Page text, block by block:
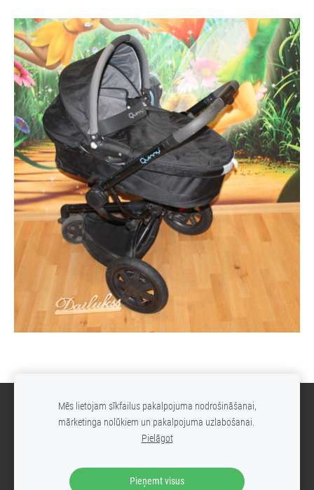
Sīkdatnes
Mozello- ērtāko interneta veikalu izstrādes
rīku.
Mēs lietojam sīkfailus pakalpojuma nodrošināšanai,
mārketinga nolūkiem un pakalpojuma uzlabošanai.
Pielāgot
Pieņemt visus